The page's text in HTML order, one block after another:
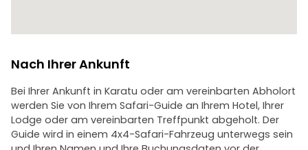
Nach Ihrer Ankunft
Bei Ihrer Ankunft in Karatu oder am vereinbarten Abholort
werden Sie von Ihrem Safari-Guide an Ihrem Hotel, Ihrer
Lodge oder am vereinbarten Treffpunkt abgeholt. Der
Guide wird in einem 4x4-Safari-Fahrzeug unterwegs sein